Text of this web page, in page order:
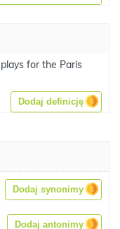
for the Paris
Dodaj definicję
Dodaj synonimy
Dodaj antonimy